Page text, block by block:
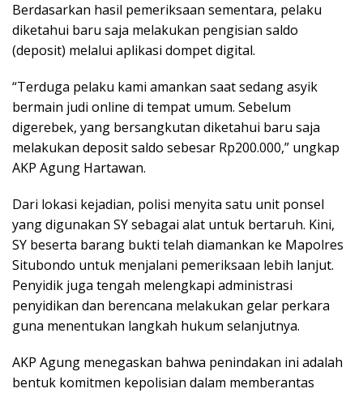
Berdasarkan hasil pemeriksaan sementara, pelaku
diketahui baru saja melakukan pengisian saldo
(deposit) melalui aplikasi dompet digital.
“Terduga pelaku kami amankan saat sedang asyik
bermain judi online di tempat umum. Sebelum
digerebek, yang bersangkutan diketahui baru saja
melakukan deposit saldo sebesar Rp200.000,” ungkap
AKP Agung Hartawan.
Dari lokasi kejadian, polisi menyita satu unit ponsel
yang digunakan SY sebagai alat untuk bertaruh. Kini,
SY beserta barang bukti telah diamankan ke Mapolres
Situbondo untuk menjalani pemeriksaan lebih lanjut.
Penyidik juga tengah melengkapi administrasi
penyidikan dan berencana melakukan gelar perkara
guna menentukan langkah hukum selanjutnya.
AKP Agung menegaskan bahwa penindakan ini adalah
bentuk komitmen kepolisian dalam memberantas